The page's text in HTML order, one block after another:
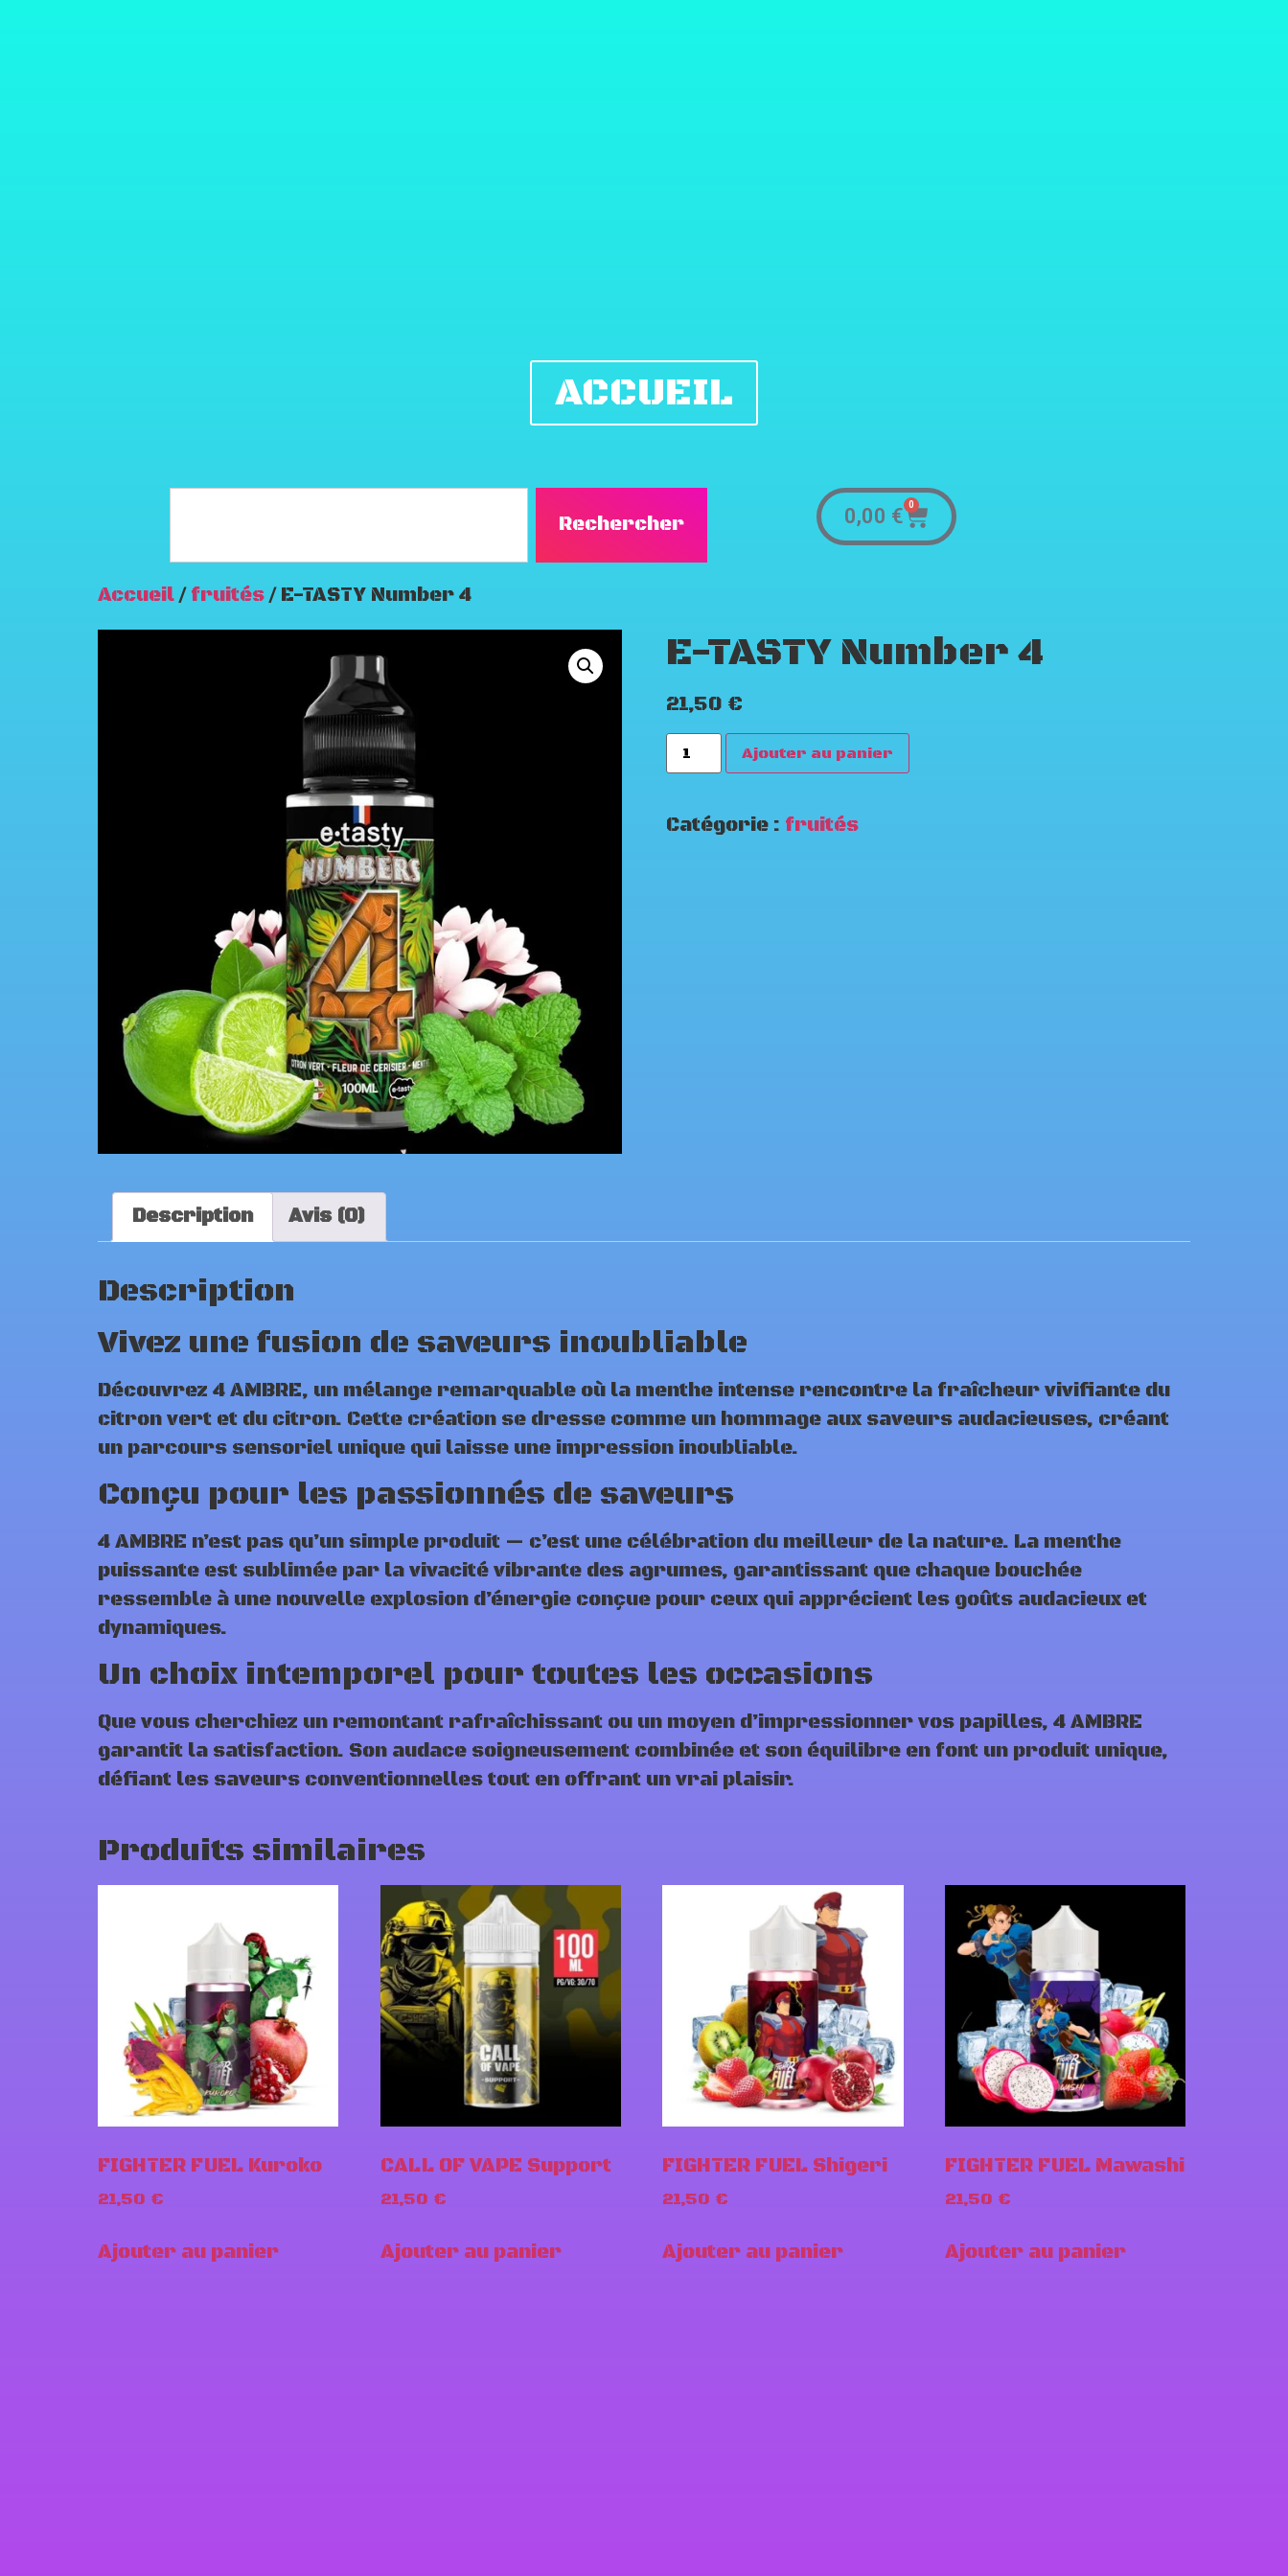
ACCUEIL
Rechercher 0,00 € 0
Accueil/ fruités/ E-TASTY Number 4
E-TASTY Number 4
21,50 €
Ajouter au panier
Catégorie : fruités
Description Avis (0)
Description
Vivez une fusion de saveurs inoubliable
Découvrez 4 AMBRE, un mélange remarquable où la menthe intense rencontre la fraîcheur vivifiante du
citron vert et du citron. Cette création se dresse comme un hommage aux saveurs audacieuses, créant
un parcours sensoriel unique qui laisse une impression inoubliable.
Conçu pour les passionnés de saveurs
4 AMBRE n’est pas qu’un simple produit — c’est une célébration du meilleur de la nature. La menthe
puissante est sublimée par la vivacité vibrante des agrumes, garantissant que chaque bouchée
ressemble à une nouvelle explosion d’énergie conçue pour ceux qui apprécient les goûts audacieux et
dynamiques.
Un choix intemporel pour toutes les occasions
Que vous cherchiez un remontant rafraîchissant ou un moyen d’impressionner vos papilles, 4 AMBRE
garantit la satisfaction. Son audace soigneusement combinée et son équilibre en font un produit unique,
défiant les saveurs conventionnelles tout en offrant un vrai plaisir.
Produits similaires
FIGHTER FUEL Kuroko
21,50 €
Ajouter au panier
CALL OF VAPE Support
21,50 €
Ajouter au panier
FIGHTER FUEL Shigeri
21,50 €
Ajouter au panier
FIGHTER FUEL Mawashi
21,50 €
Ajouter au panier